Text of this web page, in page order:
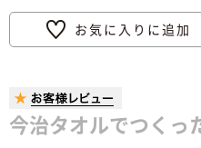
お気に入りに追加
今治タオルでつくっ